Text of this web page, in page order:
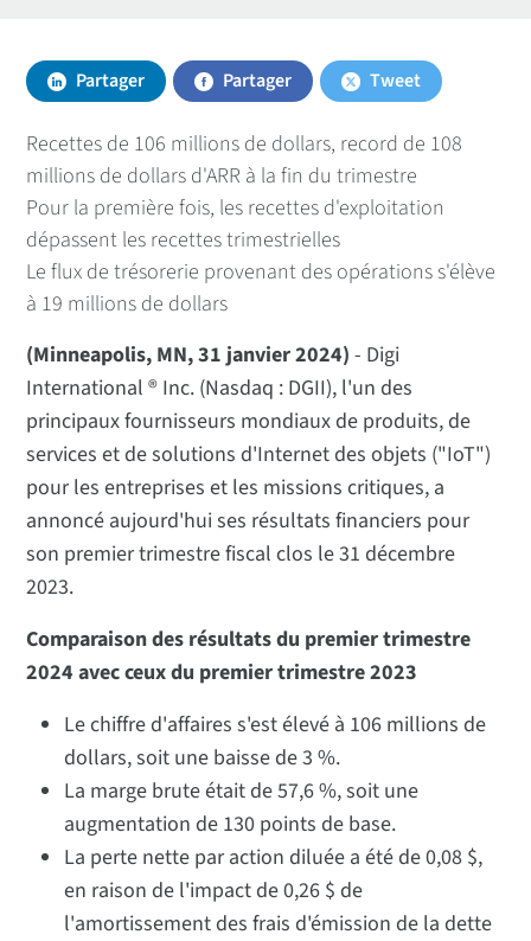
Partager Partager Tweet
Recettes de 106 millions de dollars, record de 108
millions de dollars d'ARR à la fin du trimestre
Pour la première fois, les recettes d'exploitation
dépassent les recettes trimestrielles
Le flux de trésorerie provenant des opérations s'élève
à 19 millions de dollars
(Minneapolis, MN, 31 janvier 2024) - Digi
International ® Inc. (Nasdaq : DGII), l'un des
principaux fournisseurs mondiaux de produits, de
services et de solutions d'Internet des objets ("IoT")
pour les entreprises et les missions critiques, a
annoncé aujourd'hui ses résultats financiers pour
son premier trimestre fiscal clos le 31 décembre
2023.
Comparaison des résultats du premier trimestre
2024 avec ceux du premier trimestre 2023
Le chiffre d'affaires s'est élevé à 106 millions de
dollars, soit une baisse de 3 %.
La marge brute était de 57,6 %, soit une
augmentation de 130 points de base.
La perte nette par action diluée a été de 0,08 $,
en raison de l'impact de 0,26 $ de
l'amortissement des frais d'émission de la dette